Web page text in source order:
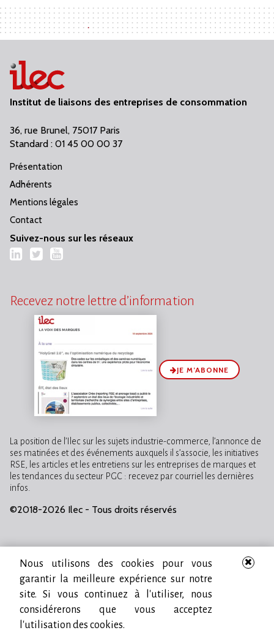
Institut de liaisons des entreprises de consommation
36, rue Brunel, 75017 Paris
Standard : 01 45 00 00 37
Présentation
Adhérents
Mentions légales
Contact
Suivez-nous sur les réseaux
LinkedIn
TwitterYouTube
Recevez notre lettre d’information
JE M’ABONNE
La position de l’Ilec sur les sujets industrie-commerce, l’annonce de
ses matinées et des événements auxquels il s’associe, les initiatives
RSE, les articles et les entretiens sur les entreprises de marques et
les tendances du secteur PGC : recevez par courriel les dernières
infos.
©2018-2026 Ilec - Tous droits réservés
Nous utilisons des cookies pour vous
garantir la meilleure expérience sur notre
site. Si vous continuez à l'utiliser, nous
considérerons que vous acceptez
l'utilisation des cookies.